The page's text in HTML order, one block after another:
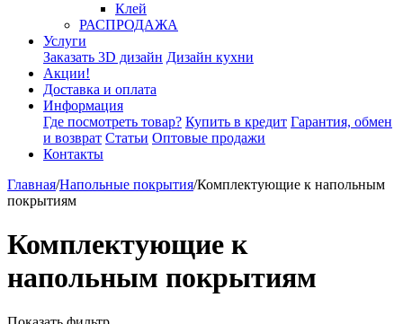
Клей
РАСПРОДАЖА
Услуги
Заказать 3D дизайн Дизайн кухни
Акции!
Доставка и оплата
Информация
Где посмотреть товар? Купить в кредит Гарантия, обмен
и возврат Статьи Оптовые продажи
Контакты
Главная/Напольные покрытия/Комплектующие к напольным
покрытиям
Комплектующие к
напольным покрытиям